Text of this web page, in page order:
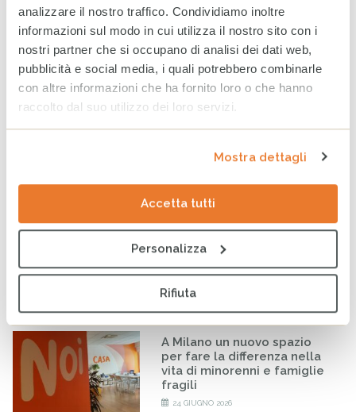
analizzare il nostro traffico. Condividiamo inoltre
informazioni sul modo in cui utilizza il nostro sito con i
nostri partner che si occupano di analisi dei dati web,
pubblicità e social media, i quali potrebbero combinarle
con altre informazioni che ha fornito loro o che hanno
raccolto dal suo utilizzo dei loro servizi.
Mostra dettagli
Accetta tutti
Personalizza
Rifiuta
World Breastfeeding Week:
l’allattamento significa
proteggere il futuro
4 AGOSTO 2026
Rendiconto Campagna
Solidale CESVI 2025 “Diamo
supporto informativo di Rai
Infanzia: CESVI lancia la
prima dashboard italiana sul
A Milano un nuovo spazio
per fare la differenza nella
vita di minorenni e famiglie
fragili
24 GIUGNO 2026